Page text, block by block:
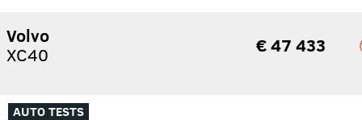
Volvo
XC40
€ 47 433
AUTO TESTS